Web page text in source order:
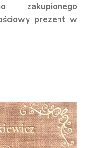
zakupionego
prezent w